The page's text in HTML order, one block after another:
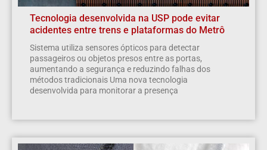
Tecnologia desenvolvida na USP pode evitar
acidentes entre trens e plataformas do Metrô
Sistema utiliza sensores ópticos para detectar
passageiros ou objetos presos entre as portas,
aumentando a segurança e reduzindo falhas dos
métodos tradicionais Uma nova tecnologia
desenvolvida para monitorar a presença